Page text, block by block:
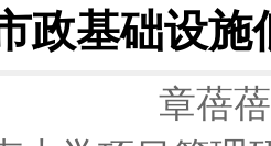
政基础设施
章蓓